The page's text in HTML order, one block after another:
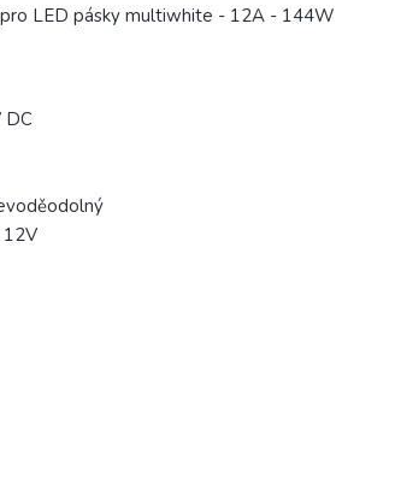
LED pásky multiwhite - 12A - 144W
DC